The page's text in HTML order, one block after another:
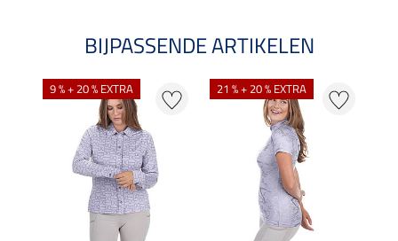
BIJPASSENDE ARTIKELEN
9 % + 20 % EXTRA 21 % + 20 % EXTRA